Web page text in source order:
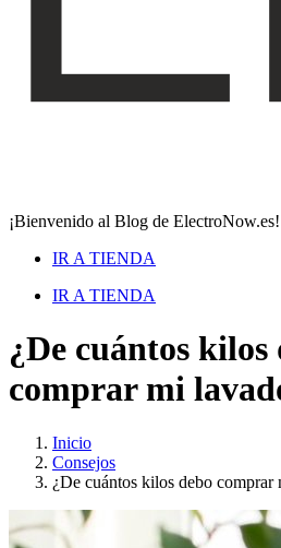
¡Bienvenido al Blog de ElectroNow.es!
IR A TIENDA
IR A TIENDA
¿De cuántos kilos
comprar mi
Inicio
Consejos
¿De cuántos kilos debo comprar